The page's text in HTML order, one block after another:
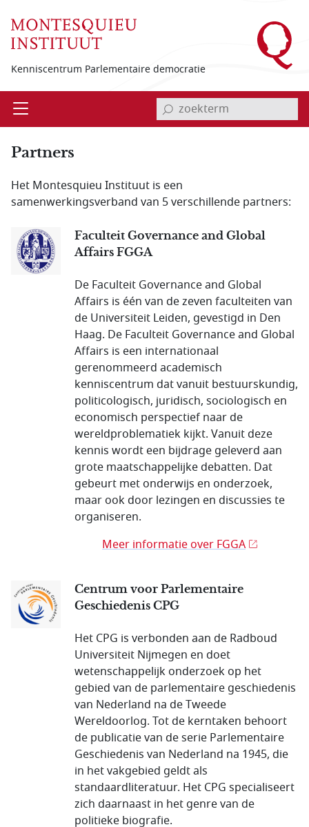
Kenniscentrum Parlementaire democratie
Open invoerveld zoekterm
Partners
Het Montesquieu Instituut is een
samenwerkingsverband van 5 verschillende partners:
Faculteit Governance and Global
Affairs FGGA
De Faculteit Governance and Global
Affairs is één van de zeven faculteiten van
de Universiteit Leiden, gevestigd in Den
Haag. De Faculteit Governance and Global
Affairs is een internationaal
gerenommeerd academisch
kenniscentrum dat vanuit bestuurskundig,
politicologisch, juridisch, sociologisch en
economisch perspectief naar de
wereldproblematiek kijkt. Vanuit deze
kennis wordt een bijdrage geleverd aan
grote maatschappelijke debatten. Dat
gebeurt met onderwijs en onderzoek,
maar ook door lezingen en discussies te
organiseren.
Meer informatie over FGGA
Centrum voor Parlementaire
Geschiedenis CPG
Het CPG is verbonden aan de Radboud
Universiteit Nijmegen en doet
wetenschappelijk onderzoek op het
gebied van de parlementaire geschiedenis
van Nederland na de Tweede
Wereldoorlog. Tot de kerntaken behoort
de publicatie van de serie Parlementaire
Geschiedenis van Nederland na 1945, die
in het vakgebied geldt als
standaardliteratuur. Het CPG specialiseert
zich daarnaast in het genre van de
politieke biografie.